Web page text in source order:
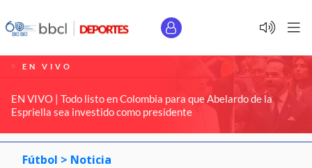
EN VIVO
EN VIVO | Todo listo en Colombia para que Abelardo de la
Espriella sea investido como presidente
Fútbol > Noticia